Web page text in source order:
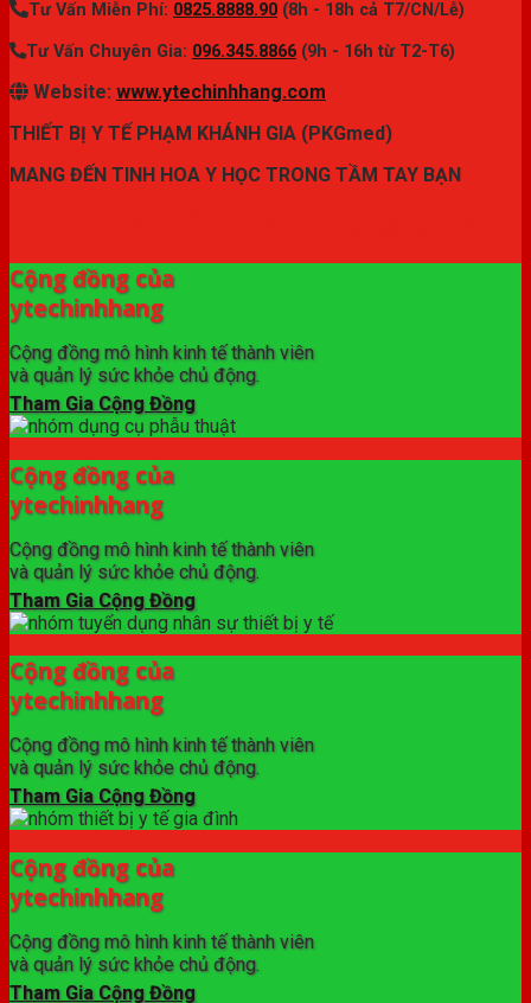
Tư Vấn Miễn Phí: 0825.8888.90 (8h - 18h cả T7/CN/Lễ)
Tư Vấn Chuyên Gia: 096.345.8866 (9h - 16h từ T2-T6)
Website: www.ytechinhhang.com
THIẾT BỊ Y TẾ PHẠM KHÁNH GIA (PKGmed)
MANG ĐẾN TINH HOA Y HỌC TRONG TẦM TAY BẠN
Cộng đồng của
ytechinhhang
Cộng đồng mô hình kinh tế thành viên
và quản lý sức khỏe chủ động.
Tham Gia Cộng Đồng
Cộng đồng của
ytechinhhang
Cộng đồng mô hình kinh tế thành viên
và quản lý sức khỏe chủ động.
Tham Gia Cộng Đồng
Cộng đồng của
ytechinhhang
Cộng đồng mô hình kinh tế thành viên
và quản lý sức khỏe chủ động.
Tham Gia Cộng Đồng
Cộng đồng của
ytechinhhang
Cộng đồng mô hình kinh tế thành viên
và quản lý sức khỏe chủ động.
Tham Gia Cộng Đồng